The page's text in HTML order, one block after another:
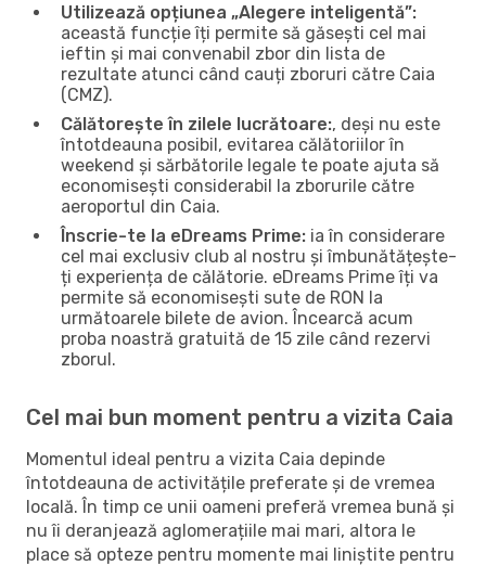
Utilizează opțiunea „Alegere inteligentă”:
această funcție îți permite să găsești cel mai
ieftin și mai convenabil zbor din lista de
rezultate atunci când cauți zboruri către Caia
(CMZ).
Călătorește în zilele lucrătoare:, deși nu este
întotdeauna posibil, evitarea călătoriilor în
weekend și sărbătorile legale te poate ajuta să
economisești considerabil la zborurile către
aeroportul din Caia.
Înscrie-te la eDreams Prime: ia în considerare
cel mai exclusiv club al nostru și îmbunătățește-
ți experiența de călătorie. eDreams Prime îți va
permite să economisești sute de RON la
următoarele bilete de avion. Încearcă acum
proba noastră gratuită de 15 zile când rezervi
zborul.
Cel mai bun moment pentru a vizita Caia
Momentul ideal pentru a vizita Caia depinde
întotdeauna de activitățile preferate și de vremea
locală. În timp ce unii oameni preferă vremea bună și
nu îi deranjează aglomerațiile mai mari, altora le
place să opteze pentru momente mai liniștite pentru